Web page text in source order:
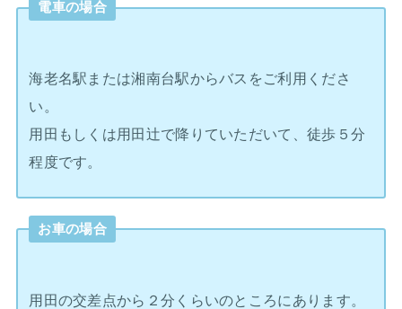
電車の場合
海老名駅または湘南台駅からバスをご利用くださ
い。
用田もしくは用田辻で降りていただいて、徒歩５分
程度です。
お車の場合
用田の交差点から２分くらいのところにあります。